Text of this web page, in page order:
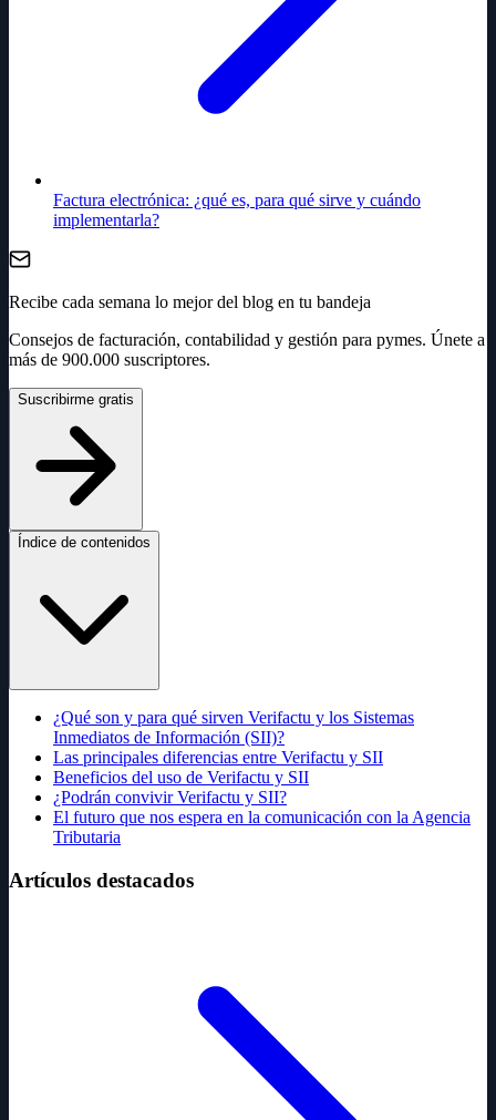
Factura electrónica: ¿qué es, para qué sirve y cuándo
implementarla?
Recibe cada semana lo mejor del blog en tu bandeja
Consejos de facturación, contabilidad y gestión para pymes. Únete a
más de 900.000 suscriptores.
Suscribirme gratis
Índice de contenidos
¿Qué son y para qué sirven Verifactu y los Sistemas
Inmediatos de Información (SII)?
Las principales diferencias entre Verifactu y SII
Beneficios del uso de Verifactu y SII
¿Podrán convivir Verifactu y SII?
El futuro que nos espera en la comunicación con la Agencia
Tributaria
Artículos destacados